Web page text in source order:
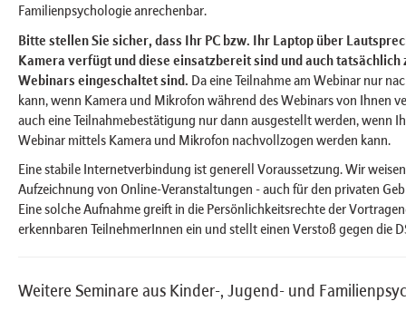
Familienpsychologie anrechenbar.
Bitte stellen Sie sicher, dass Ihr PC bzw. Ihr Laptop über
Kamera verfügt und diese einsatzbereit sind und auch tatsächlich
Webinars eingeschaltet sind. Da eine Teilnahme am Webinar nur
kann, wenn Kamera und Mikrofon während des Webinars von Ihnen
auch eine Teilnahmebestätigung nur dann ausgestellt werden, wenn
Webinar mittels Kamera und Mikrofon nachvollzogen werden kann.
Eine stabile Internetverbindung ist generell Voraussetzung. Wir
Aufzeichnung von Online-Veranstaltungen - auch für den privaten
Eine solche Aufnahme greift in die Persönlichkeitsrechte der
erkennbaren TeilnehmerInnen ein und stellt einen Verstoß gegen die
Weitere Seminare aus Kinder-, Jugend- und